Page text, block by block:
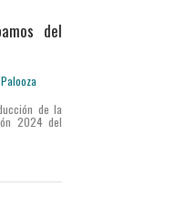
del
de la
2024 del